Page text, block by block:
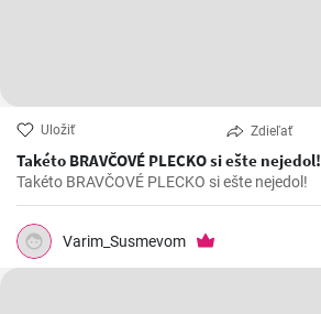
Uložiť Zdieľať
Takéto BRAVČOVÉ PLECKO si ešte nejedol!
Takéto BRAVČOVÉ PLECKO si ešte nejedol!
Varim_Susmevom